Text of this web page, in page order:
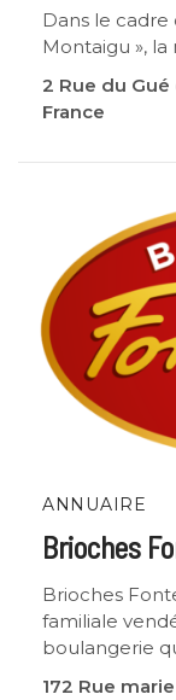
Dans le cadre
Montaigu », la
2 Rue du
France
ANNUAIRE
Brioches
Brioches
familiale
boulangerie
172 Rue